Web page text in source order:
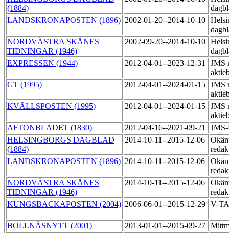
(1884)
LANDSKRONAPOSTEN (1896) 2002-01-20--2014-10-10
NORDVÄSTRA SKÅNES
TIDNINGAR (1946)
2002-09-20--2014-10-10
EXPRESSEN (1944)
2012-04-01--2023-12-31
JMS
GT (1995)
2012-04-01--2024-01-15 JMS
KVÄLLSPOSTEN (1995)
2012-04-01--2024-01-15 JMS
AFTONBLADET (1830)
2012-04-16--2021-09-21
HELSINGBORGS DAGBLAD
(1884)
2014-10-11--2015-12-06
LANDSKRONAPOSTEN (1896) 2014-10-11--2015-12-06
NORDVÄSTRA SKÅNES
TIDNINGAR (1946)
2014-10-11--2015-12-06
KUNGSBACKAPOSTEN (2004) 2006-06-01--2015-12-29 V-
BOLLNÄSNYTT (2001) 2013-01-01--2015-09-27